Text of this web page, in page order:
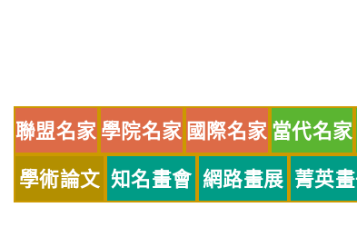
聯盟名家 學院名家 國際名家 當代名家
學術論文 知名畫會 網路畫展 菁英